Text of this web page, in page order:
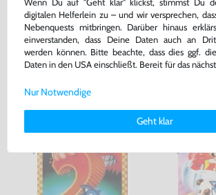
nur9,99 €
Warenkorb
jetzt nur
DAS HABEN
Wenn Du auf "Geht klar" klickst, stimmst Du
digitalen Helferlein zu – und wir versprechen,
Nebenquests mitbringen. Darüber hinaus
einverstanden, dass Deine Daten auch an
werden können. Bitte beachte, dass dies ggf.
Daten in den USA einschließt. Bereit für das
Weitere Informationen zu den von uns
Deinen Rechten als Nutzer findest Du in
Impressum.
Geht klar
Nur Notwendige